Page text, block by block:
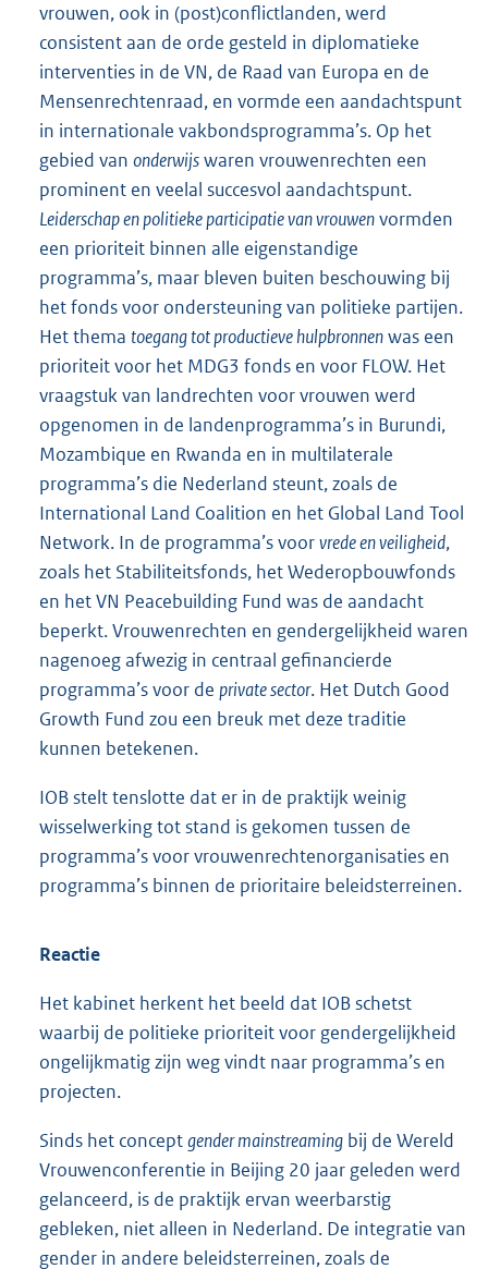
vrouwen, ook in (post)conflictlanden, werd
consistent aan de orde gesteld in diplomatieke
interventies in de VN, de Raad van Europa en de
Mensenrechtenraad, en vormde een aandachtspunt
in internationale vakbondsprogramma’s. Op het
gebied van onderwijswaren vrouwenrechten een
prominent en veelal succesvol aandachtspunt.
Leiderschap en politieke participatie van vrouwenvormden
een prioriteit binnen alle eigenstandige
programma’s, maar bleven buiten beschouwing bij
het fonds voor ondersteuning van politieke partijen.
Het thema toegang tot productieve hulpbronnenwas een
prioriteit voor het MDG3 fonds en voor FLOW. Het
vraagstuk van landrechten voor vrouwen werd
opgenomen in de landenprogramma’s in Burundi,
Mozambique en Rwanda en in multilaterale
programma’s die Nederland steunt, zoals de
International Land Coalition en het Global Land Tool
Network. In de programma’s voorvrede en veiligheid,
zoals het Stabiliteitsfonds, het Wederopbouwfonds
en het VN Peacebuilding Fund was de aandacht
beperkt. Vrouwenrechten en gendergelijkheid waren
nagenoeg afwezig in centraal gefinancierde
programma’s voor de private sector. Het Dutch Good
Growth Fund zou een breuk met deze traditie
kunnen betekenen.
IOB stelt tenslotte dat er in de praktijk weinig
wisselwerking tot stand is gekomen tussen de
programma’s voor vrouwenrechtenorganisaties en
programma’s binnen de prioritaire beleidsterreinen.
Reactie
Het kabinet herkent het beeld dat IOB schetst
waarbij de politieke prioriteit voor gendergelijkheid
ongelijkmatig zijn weg vindt naar programma’s en
projecten.
Sinds het conceptgender mainstreaming bij de Wereld
Vrouwenconferentie in Beijing 20 jaar geleden werd
gelanceerd, is de praktijk ervan weerbarstig
gebleken, niet alleen in Nederland. De integratie van
gender in andere beleidsterreinen, zoals de